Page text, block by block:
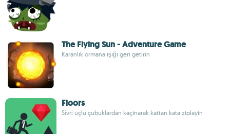
The Flying Sun - Adventure Game
Karanlık ormana ışığı geri getirin
Floors
Sivri uçlu çubuklardan kaçınarak kattan kata zıplayın